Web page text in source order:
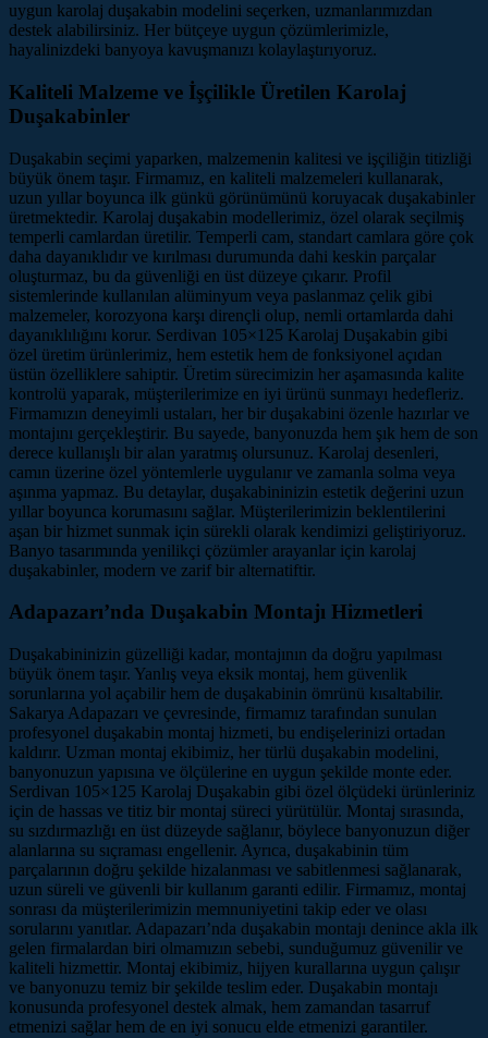
uygun karolaj duşakabin modelini seçerken, uzmanlarımızdan
destek alabilirsiniz. Her bütçeye uygun çözümlerimizle,
hayalinizdeki banyoya kavuşmanızı kolaylaştırıyoruz.
Kaliteli Malzeme ve İşçilikle Üretilen Karolaj
Duşakabinler
Duşakabin seçimi yaparken, malzemenin kalitesi ve işçiliğin titizliği
büyük önem taşır. Firmamız, en kaliteli malzemeleri kullanarak,
uzun yıllar boyunca ilk günkü görünümünü koruyacak duşakabinler
üretmektedir. Karolaj duşakabin modellerimiz, özel olarak seçilmiş
temperli camlardan üretilir. Temperli cam, standart camlara göre çok
daha dayanıklıdır ve kırılması durumunda dahi keskin parçalar
oluşturmaz, bu da güvenliği en üst düzeye çıkarır. Profil
sistemlerinde kullanılan alüminyum veya paslanmaz çelik gibi
malzemeler, korozyona karşı dirençli olup, nemli ortamlarda dahi
dayanıklılığını korur. Serdivan 105×125 Karolaj Duşakabin gibi
özel üretim ürünlerimiz, hem estetik hem de fonksiyonel açıdan
üstün özelliklere sahiptir. Üretim sürecimizin her aşamasında kalite
kontrolü yaparak, müşterilerimize en iyi ürünü sunmayı hedefleriz.
Firmamızın deneyimli ustaları, her bir duşakabini özenle hazırlar ve
montajını gerçekleştirir. Bu sayede, banyonuzda hem şık hem de son
derece kullanışlı bir alan yaratmış olursunuz. Karolaj desenleri,
camın üzerine özel yöntemlerle uygulanır ve zamanla solma veya
aşınma yapmaz. Bu detaylar, duşakabininizin estetik değerini uzun
yıllar boyunca korumasını sağlar. Müşterilerimizin beklentilerini
aşan bir hizmet sunmak için sürekli olarak kendimizi geliştiriyoruz.
Banyo tasarımında yenilikçi çözümler arayanlar için karolaj
duşakabinler, modern ve zarif bir alternatiftir.
Adapazarı’nda Duşakabin Montajı Hizmetleri
Duşakabininizin güzelliği kadar, montajının da doğru yapılması
büyük önem taşır. Yanlış veya eksik montaj, hem güvenlik
sorunlarına yol açabilir hem de duşakabinin ömrünü kısaltabilir.
Sakarya Adapazarı ve çevresinde, firmamız tarafından sunulan
profesyonel duşakabin montaj hizmeti, bu endişelerinizi ortadan
kaldırır. Uzman montaj ekibimiz, her türlü duşakabin modelini,
banyonuzun yapısına ve ölçülerine en uygun şekilde monte eder.
Serdivan 105×125 Karolaj Duşakabin gibi özel ölçüdeki ürünleriniz
için de hassas ve titiz bir montaj süreci yürütülür. Montaj sırasında,
su sızdırmazlığı en üst düzeyde sağlanır, böylece banyonuzun diğer
alanlarına su sıçraması engellenir. Ayrıca, duşakabinin tüm
parçalarının doğru şekilde hizalanması ve sabitlenmesi sağlanarak,
uzun süreli ve güvenli bir kullanım garanti edilir. Firmamız, montaj
sonrası da müşterilerimizin memnuniyetini takip eder ve olası
sorularını yanıtlar. Adapazarı’nda duşakabin montajı denince akla ilk
gelen firmalardan biri olmamızın sebebi, sunduğumuz güvenilir ve
kaliteli hizmettir. Montaj ekibimiz, hijyen kurallarına uygun çalışır
ve banyonuzu temiz bir şekilde teslim eder. Duşakabin montajı
konusunda profesyonel destek almak, hem zamandan tasarruf
etmenizi sağlar hem de en iyi sonucu elde etmenizi garantiler.